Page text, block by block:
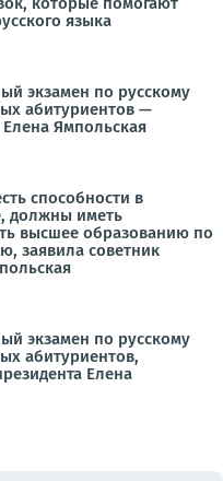
языка
экзамен по русскому
абитуриентов —
Елена Ямпольская
способности в
должны иметь
высшее образованию по
заявила советник
экзамен по русскому
абитуриентов,
Елена